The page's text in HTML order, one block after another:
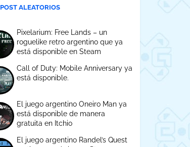
POST ALEATORIOS
Pixelarium: Free Lands – un
roguelike retro argentino que ya
está disponible en Steam
Call of Duty: Mobile Anniversary ya
está disponible.
El juego argentino Oneiro Man ya
está disponible de manera
gratuita en Itchio
El juego argentino Randel’s Quest